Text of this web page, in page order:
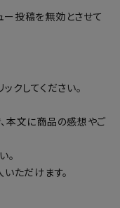
投稿を無効とさせて
クしてください。
本文に商品の感想やご
。
ただけます。